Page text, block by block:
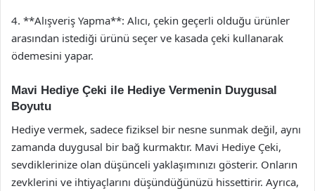
4. **Alışveriş Yapma**: Alıcı, çekin geçerli olduğu ürünler
arasından istediği ürünü seçer ve kasada çeki kullanarak
ödemesini yapar.
Mavi Hediye Çeki ile Hediye Vermenin Duygusal
Boyutu
Hediye vermek, sadece fiziksel bir nesne sunmak değil, aynı
zamanda duygusal bir bağ kurmaktır. Mavi Hediye Çeki,
sevdiklerinize olan düşünceli yaklaşımınızı gösterir. Onların
zevklerini ve ihtiyaçlarını düşündüğünüzü hissettirir. Ayrıca,